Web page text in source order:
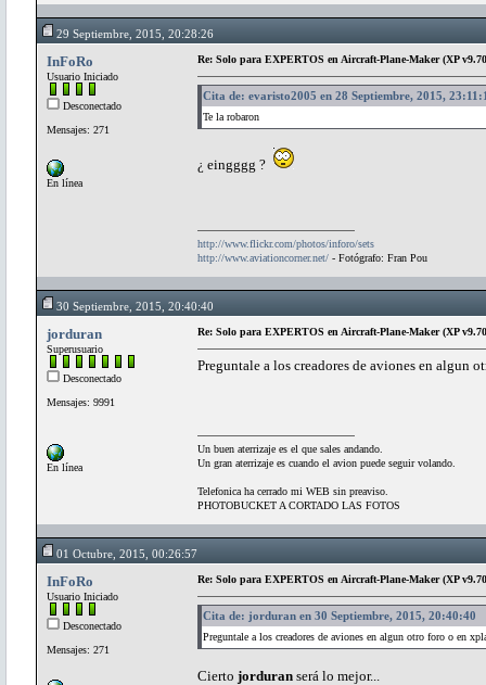
29 Septiembre, 2015, 20:28:26
InFoRo
Usuario Iniciado
Desconectado
Mensajes: 271
En línea
Re: Solo para EXPERTOS en Aircraft-Plane-Maker (XP
Cita de: evaristo2005 en 28 Septiembre, 2015,
Te la robaron
¿ eingggg ?
http://www.flickr.com/photos/inforo/sets
http://www.aviationcorner.net/ - Fotógrafo: Fran Pou
30 Septiembre, 2015, 20:40:40
jorduran
Superusuario
Desconectado
Mensajes: 9991
En línea
Re: Solo para EXPERTOS en Aircraft-Plane-Maker (XP
Preguntale a los creadores de aviones en algun
Un buen aterrizaje es el que sales andando.
Un gran aterrizaje es cuando el avion puede seguir volando.
Telefonica ha cerrado mi WEB sin preaviso.
PHOTOBUCKET A CORTADO LAS FOTOS
01 Octubre, 2015, 00:26:57
InFoRo
Usuario Iniciado
Desconectado
Mensajes: 271
Re: Solo para EXPERTOS en Aircraft-Plane-Maker (XP
Cita de: jorduran en 30 Septiembre, 2015, 20:40:40
Preguntale a los creadores de aviones en algun otro foro o en
Cierto jorduran será lo mejor...